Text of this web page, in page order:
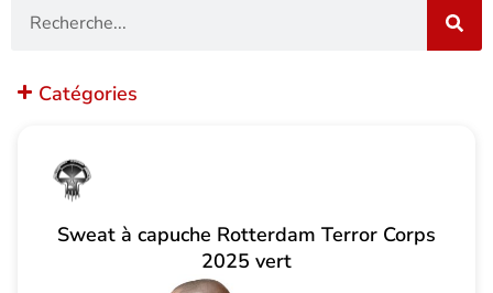
Sweat à capuche Rotterdam Terror Corps
2025 vert
Catégories